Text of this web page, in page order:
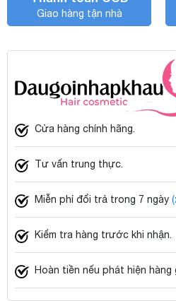
Giao hàng tận nhà
Cửa hàng chính hãng.
Tư vấn trung thực.
Miễn phí đổi trả trong 7 ngày
Kiểm tra hàng trước khi nhận.
Hoàn tiền nếu phát hiện hàng